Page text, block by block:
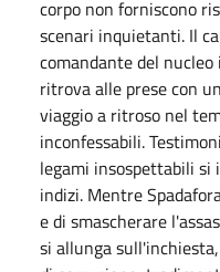
corpo non forniscono
scenari inquietanti. Il
comandante del
ritrova alle prese con
viaggio a ritroso nel
inconfessabili.
legami insospettabili
indizi. Mentre
e di smascherare
si allunga